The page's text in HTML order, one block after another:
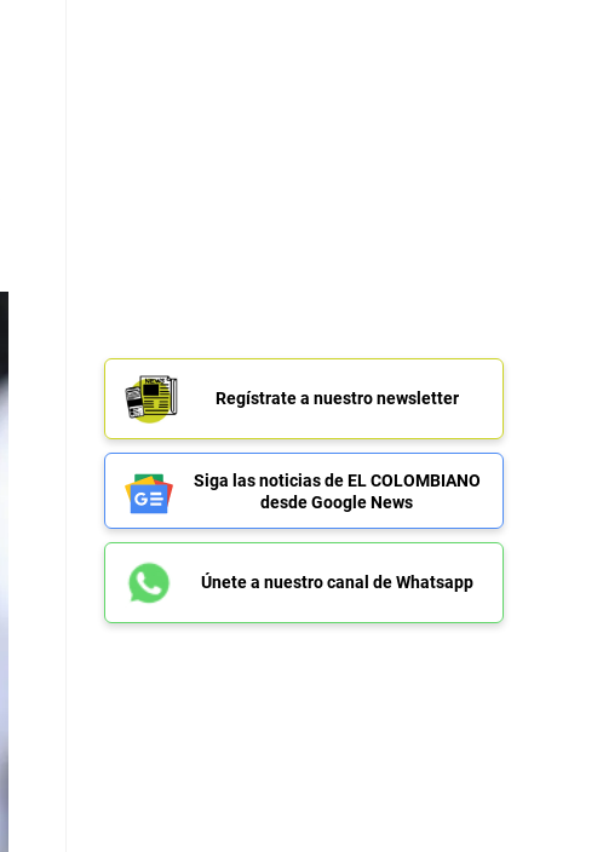
Regístrate a nuestro newsletter
Siga las noticias de EL COLOMBIANO
desde Google News
Únete a nuestro canal de Whatsapp